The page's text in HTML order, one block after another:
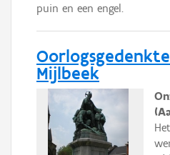
puin en een engel.
Mijlbeek